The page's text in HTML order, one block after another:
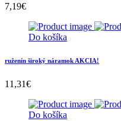
7,19€
Do košíka
ruženín široký náramok AKCIA!
11,31€
Do košíka